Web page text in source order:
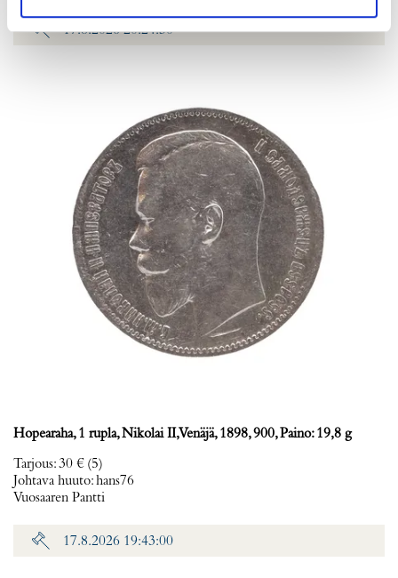
17.8.2026 20:24:30
Hopearaha, 1 rupla, Nikolai II, Venäjä, 1898, 900, Paino: 19,8 g
Tarjous:30 € (5)
Johtava huuto:hans76
Vuosaaren Pantti
17.8.2026 19:43:00